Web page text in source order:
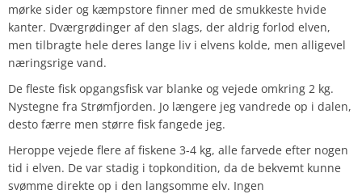
mørke sider og kæmpstore finner med de smukkeste hvide
kanter. Dværgrødinger af den slags, der aldrig forlod elven,
men tilbragte hele deres lange liv i elvens kolde, men alligevel
næringsrige vand.
De fleste fisk opgangsfisk var blanke og vejede omkring 2 kg.
Nystegne fra Strømfjorden. Jo længere jeg vandrede op i dalen,
desto færre men større fisk fangede jeg.
Heroppe vejede flere af fiskene 3-4 kg, alle farvede efter nogen
tid i elven. De var stadig i topkondition, da de bekvemt kunne
svømme direkte op i den langsomme elv. Ingen